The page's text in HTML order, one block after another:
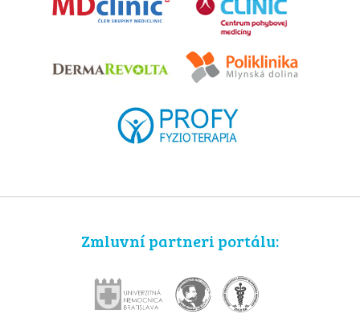
Zmluvní partneri portálu: